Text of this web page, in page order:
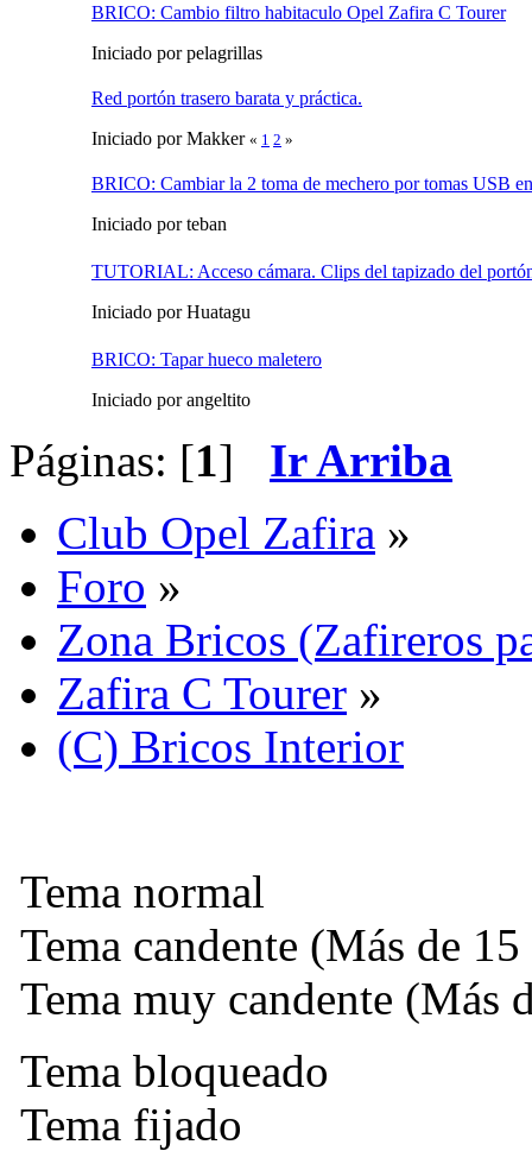
BRICO: Cambio filtro habitaculo Opel Zafira C Tourer
Iniciado por pelagrillas
Red portón trasero barata y práctica.
Iniciado por Makker « 1 2 »
BRICO: Cambiar la 2 toma de mechero por tomas USB
Iniciado por teban
TUTORIAL: Acceso cámara. Clips del tapizado del
Iniciado por Huatagu
BRICO: Tapar hueco maletero
Iniciado por angeltito
Páginas: [1] Ir Arriba
Club Opel Zafira »
Foro »
Zona Bricos (Zafireros
Zafira C Tourer »
(C) Bricos Interior
Tema normal
Tema candente (Más de 15
Tema muy candente (Más
Tema bloqueado
Tema fijado